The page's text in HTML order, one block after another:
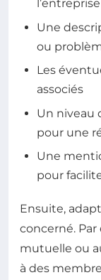
l’entreprise
Une
ou
Les
associés
Un niveau
pour une
Une
pour
Ensuite,
concerné.
mutuelle ou
à des